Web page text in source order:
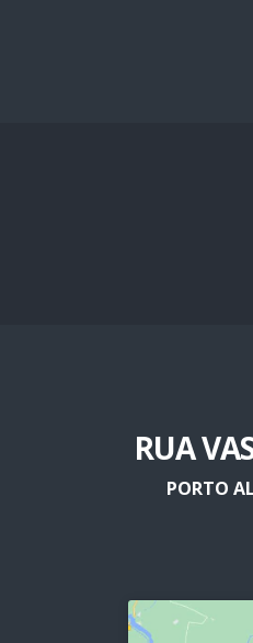
RUA
PORTO